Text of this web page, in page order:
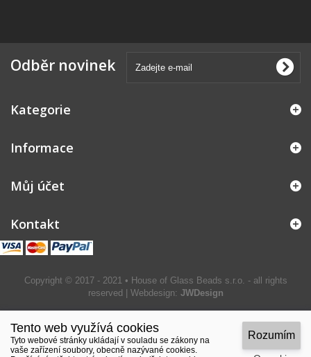
Odběr novinek
Kategorie
Informace
Můj účet
Kontakt
Copyright © 2017 - 2021 • House of Glass Beads s.r.o. - all rights
reserved | Webdesign: JWDesign
Tento web využívá cookies
Tyto webové stránky ukládají v souladu se zákony na
vaše zařízení soubory, obecně nazývané cookies.
Rozumím